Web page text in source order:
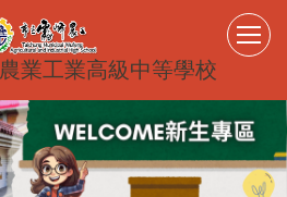
業工業高級中等學校